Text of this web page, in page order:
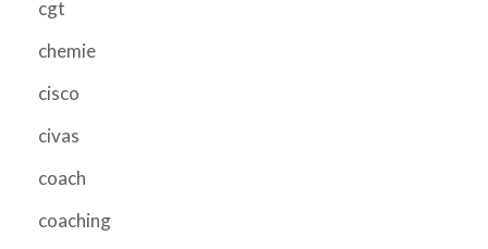
cgt
chemie
cisco
civas
coach
coaching